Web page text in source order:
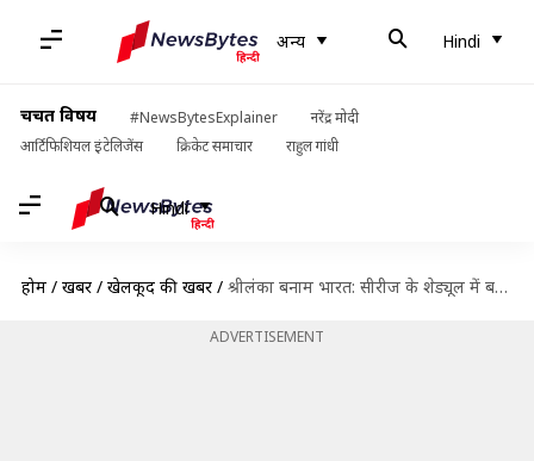
अन्य Hindi
चर्चित विषय #NewsBytesExplainer
नरेंद्र मोदी
आर्टिफिशियल इंटेलिजेंस
क्रिकेट समाचार राहुल गांधी
Hindi
होम / खबरें / खेलकूद की खबरें / श्रीलंका बनाम भारत: सीरीज के शेड्यूल में बदलाव, अब 18 जुलाई से होगी शुरुआत
ADVERTISEMENT